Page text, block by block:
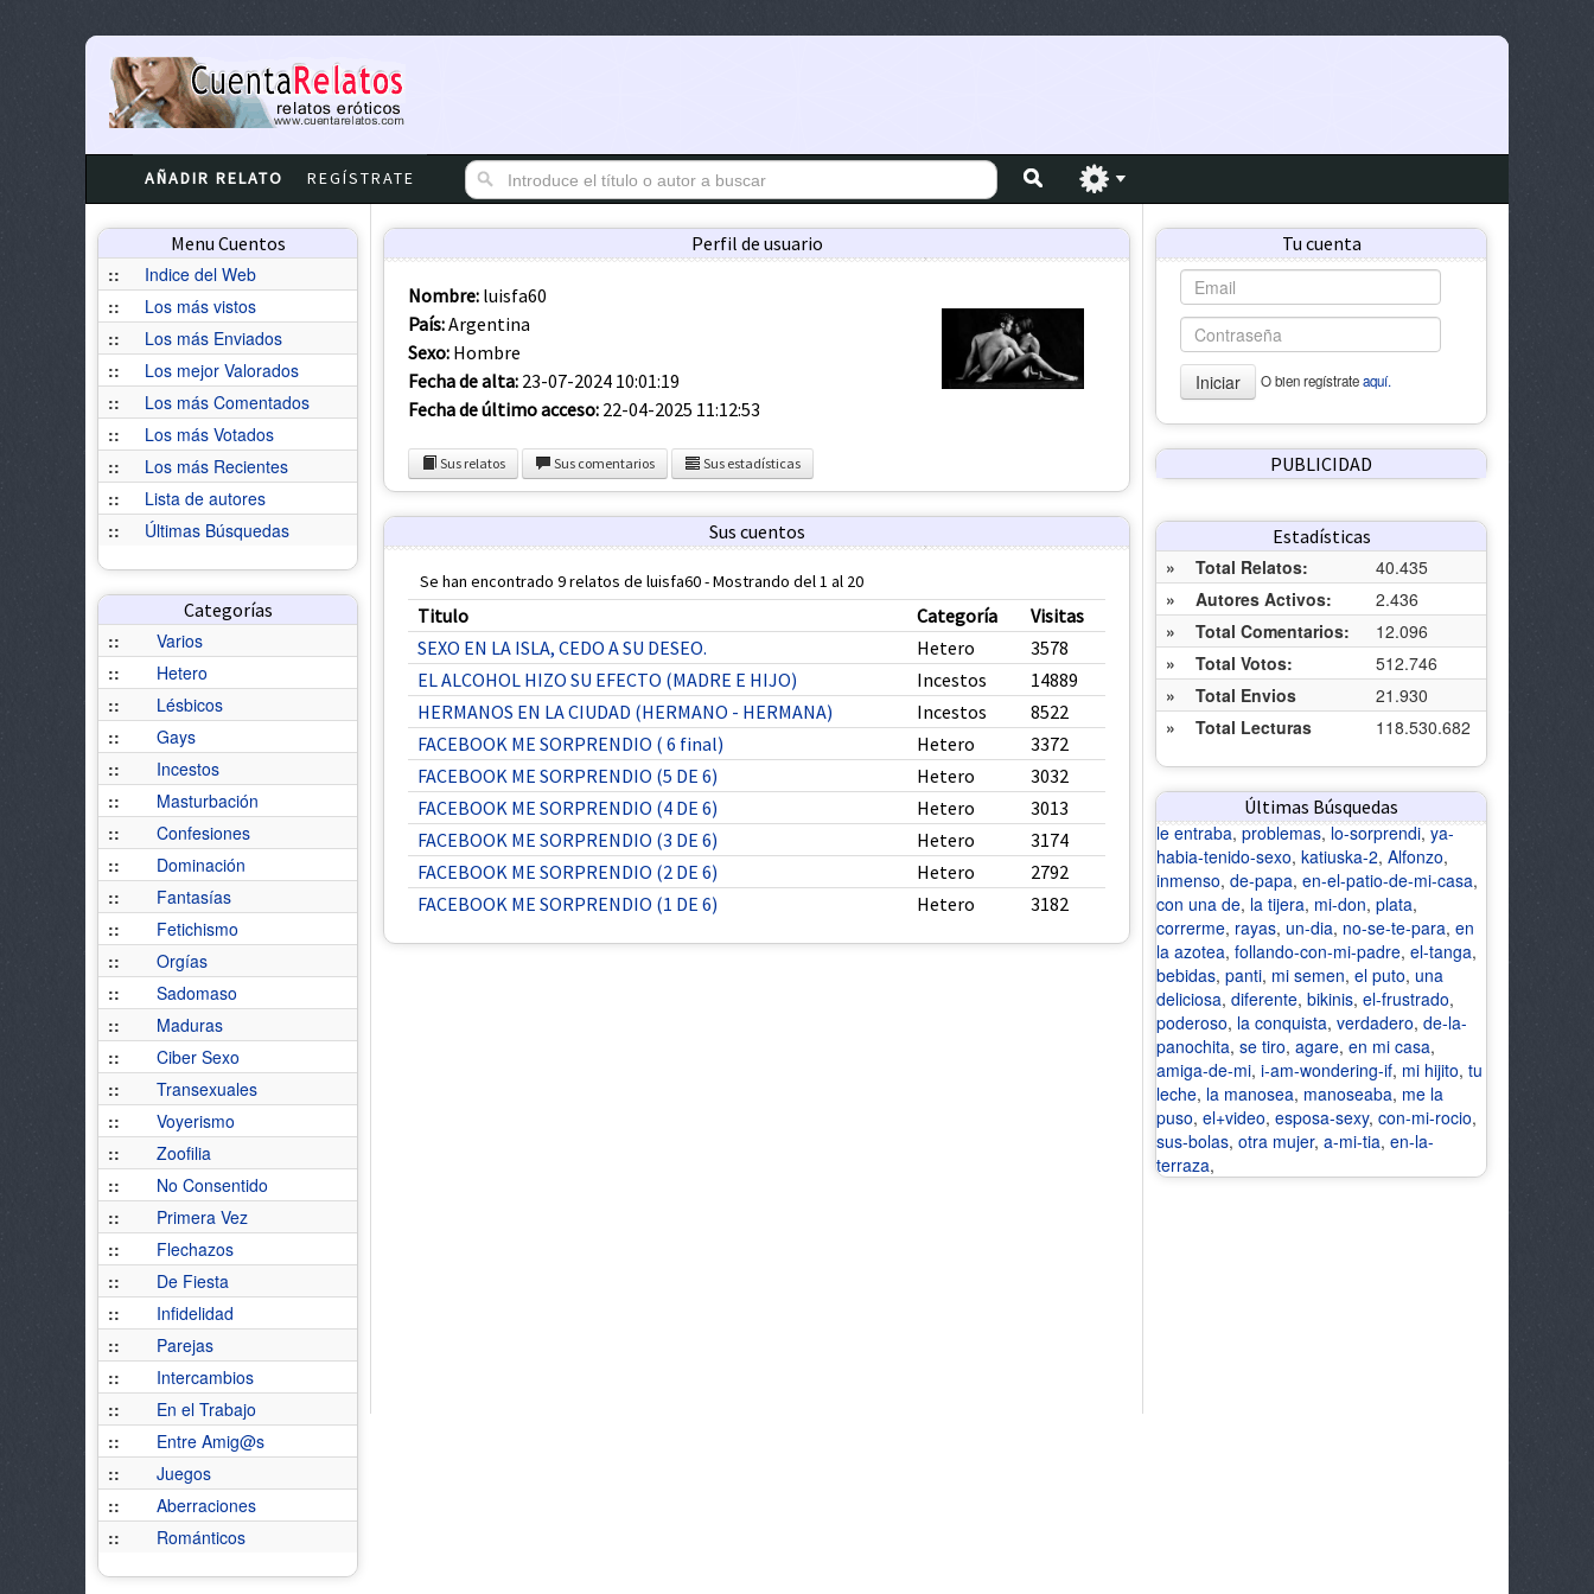
AÑADIR RELATO REGÍSTRATE
Menu Cuentos
::
Indice del Web
::
Los más vistos
::
Los más Enviados
::
Los mejor Valorados
::
Los más Comentados
::
Los más Votados
::
Los más Recientes
::
Lista de autores
::
Últimas Búsquedas
Categorías
::
Varios
::
Hetero
::
Lésbicos
::
Gays
::
Incestos
::
Masturbación
::
Confesiones
::
Dominación
::
Fantasías
::
Fetichismo
::
Orgías
::
Sadomaso
::
Maduras
::
Ciber Sexo
::
Transexuales
::
Voyerismo
::
Zoofilia
::
No Consentido
::
Primera Vez
::
Flechazos
::
De Fiesta
::
Infidelidad
::
Parejas
::
Intercambios
::
En el Trabajo
::
Entre Amig@s
::
Juegos
::
Aberraciones
::
Románticos
Perfil de usuario
Nombre: luisfa60
País:Argentina
Sexo: Hombre
Fecha de alta: 23-07-2024 10:01:19
Fecha de último acceso: 22-04-2025 11:12:53
Sus relatos Sus comentarios Sus estadísticas
Sus cuentos
Se han encontrado 9 relatos de luisfa60 - Mostrando del 1 al 20
Titulo Categoría
Visitas
SEXO EN LA ISLA, CEDO A SU DESEO.
Hetero
3578
EL ALCOHOL HIZO SU EFECTO (MADRE E HIJO)
Incestos
14889
HERMANOS EN LA CIUDAD (HERMANO - HERMANA)
Incestos
8522
FACEBOOK ME SORPRENDIO ( 6 final)
Hetero
3372
FACEBOOK ME SORPRENDIO (5 DE 6)
Hetero
3032
FACEBOOK ME SORPRENDIO (4 DE 6)
Hetero
3013
FACEBOOK ME SORPRENDIO (3 DE 6)
Hetero
3174
FACEBOOK ME SORPRENDIO (2 DE 6)
Hetero
2792
FACEBOOK ME SORPRENDIO (1 DE 6)
Hetero 3182
Tu cuenta
Iniciar O bien regístrateaquí.
PUBLICIDAD
Estadísticas
»
Total Relatos:
40.435
»
Autores Activos:
2.436
»
Total Comentarios:
12.096
»
Total Votos:
512.746
»
Total Envios
21.930
»
Total Lecturas 118.530.682
Últimas Búsquedas
le entraba, problemas, lo-sorprendi, ya-
habia-tenido-sexo, katiuska-2, Alfonzo,
inmenso, de-papa, en-el-patio-de-mi-casa,
con una de, la tijera, mi-don, plata,
correrme, rayas, un-dia, no-se-te-para, en
la azotea, follando-con-mi-padre, el-tanga,
bebidas, panti, mi semen, el puto, una
deliciosa, diferente, bikinis, el-frustrado,
poderoso, la conquista, verdadero, de-la-
panochita, se tiro, agare, en mi casa,
amiga-de-mi, i-am-wondering-if, mi hijito, tu
leche, la manosea, manoseaba, me la
puso, el+video, esposa-sexy, con-mi-rocio,
sus-bolas, otra mujer, a-mi-tia, en-la-
terraza,